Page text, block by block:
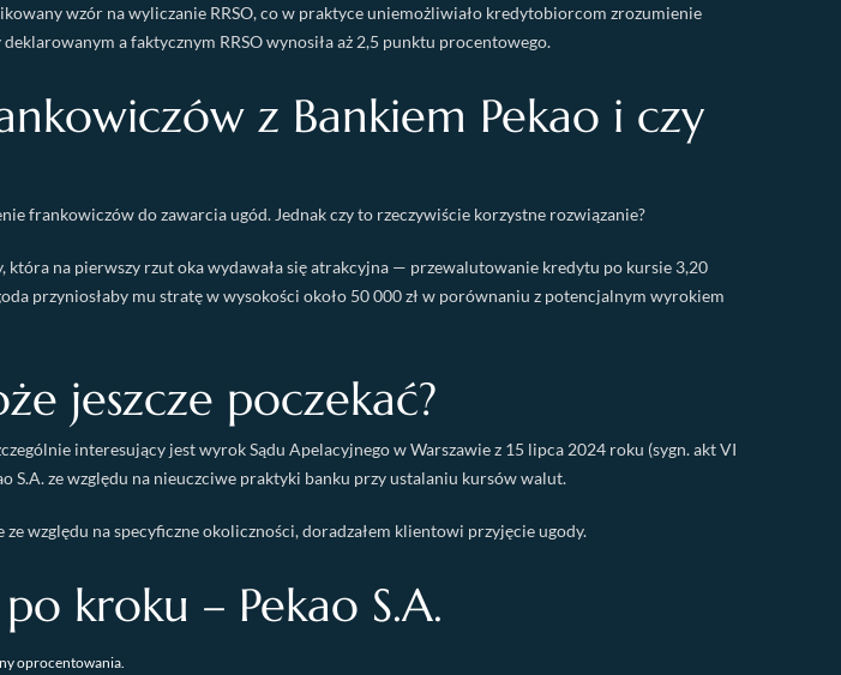
wzór na wyliczanie RRSO, co w praktyce uniemożliwiało kredytobiorcom zrozumienie
a faktycznym RRSO wynosiła aż 2,5 punktu procentowego.
z Bankiem Pekao i czy
frankowiczów do zawarcia ugód. Jednak czy to rzeczywiście korzystne rozwiązanie?
na pierwszy rzut oka wydawała się atrakcyjna — przewalutowanie kredytu po kursie 3,20
przyniosłaby mu stratę w wysokości około 50 000 zł w porównaniu z potencjalnym wyrokiem
jeszcze poczekać?
interesujący jest wyrok Sądu Apelacyjnego w Warszawie z 15 lipca 2024 roku (sygn. akt VI
ze względu na nieuczciwe praktyki banku przy ustalaniu kursów walut.
względu na specyficzne okoliczności, doradzałem klientowi przyjęcie ugody.
kroku – Pekao S.A.
oprocentowania.